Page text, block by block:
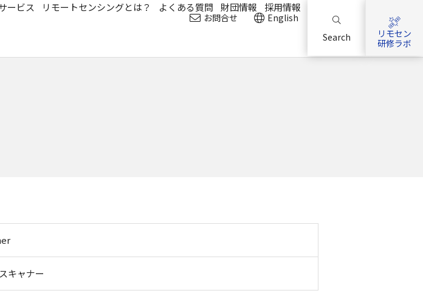
お問合せ English
ービス リモートセンシングとは？ よくある質問 財団情報 採用情報
Search
リモセン
研修ラボ
キャナー